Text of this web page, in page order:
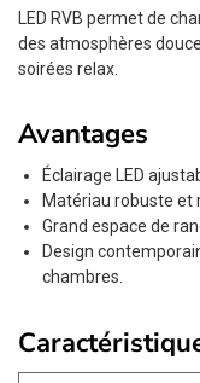
LED RVB permet de
des atmosphères
soirées relax.
Avantages
Éclairage LED
Matériau robuste et
Grand espace de
Design
chambres.